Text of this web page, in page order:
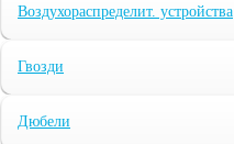
Воздухораспределит. устройства
Гвозди
Дюбели